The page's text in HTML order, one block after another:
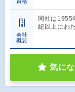
会社
概要
同社は1955
紀以上にわ
気に